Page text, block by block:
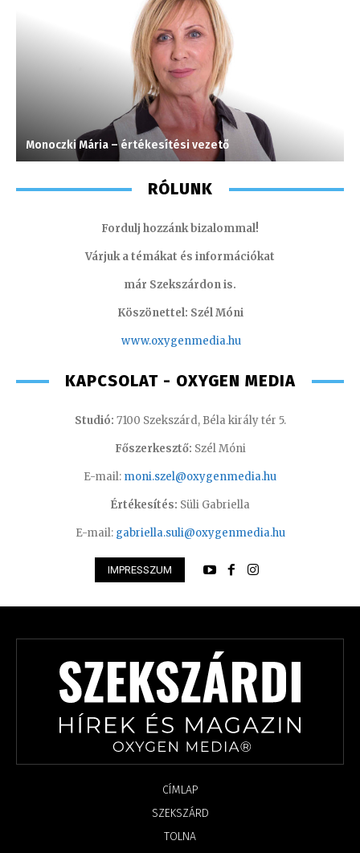
Monoczki Mária – értékesítési vezető
RÓLUNK
Fordulj hozzánk bizalommal!
Várjuk a témákat és információkat
már Szekszárdon is.
Köszönettel: Szél Móni
www.oxygenmedia.hu
KAPCSOLAT - OXYGEN MEDIA
Studió: 7100 Szekszárd, Béla király tér 5.
Főszerkesztő: Szél Móni
E-mail: moni.szel@oxygenmedia.hu
Értékesítés: Süli Gabriella
E-mail: gabriella.suli@oxygenmedia.hu
IMPRESSZUM
CÍMLAP
SZEKSZÁRD
TOLNA